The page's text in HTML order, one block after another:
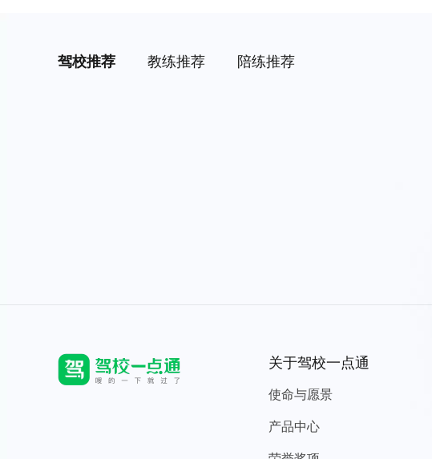
驾校推荐 教练推荐 陪练推荐
关于驾校一点通
使命与愿景
产品中心